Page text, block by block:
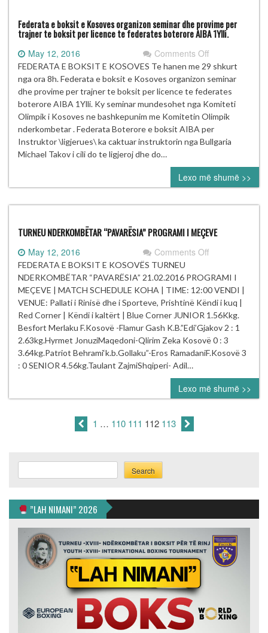
Federata e boksit e Kosoves organizon seminar dhe provime per
trajner te boksit per licence te federates boterore AIBA 1Ylli.
May 12, 2016 Comments Offon
Federata
e
boksit
e
Kosoves
organizon
seminar
provime
per
trajner
te
per
te
boterore
AIBA
1Ylli.
FEDERATA E BOKSIT E KOSOVES Te hanen me 29 shkurt
nga ora 8h. Federata e boksit e Kosoves organizon seminar
dhe provime per trajner te boksit per licence te federates
boterore AIBA 1Ylli. Ky seminar mundesohet nga Komiteti
Olimpik i Kosoves ne bashkepunim me Komitetin Olimpik
nderkombetar . Federata Boterore e boksit AIBA per
Instruktor \ligjerues\ ka caktuar instruktorin nga Bullgaria
Michael Takov i cili do te ligjeroj dhe do…
Lexo më shumë >>
TURNEU NDERKOMBËTAR “PAVARËSIA” PROGRAMI I MEÇEVE
May 12, 2016 Comments Offon
“PAVARËSIA”
PROGRAMI
I
MEÇEVE
FEDERATA E BOKSIT E KOSOVËS TURNEU
NDERKOMBËTAR “PAVARËSIA” 21.02.2016 PROGRAMI I
MEÇEVE | MATCH SCHEDULE KOHA | TIME: 12:00 VENDI |
VENUE: Pallati i Rinisë dhe i Sporteve, Prishtinë Këndi i kuq |
Red Corner | Këndi i kaltërt | Blue Corner JUNIOR 1.56Kkg.
Besfort Merlaku F.Kosovë -Flamur Gash K.B.”Edi’Gjakov 2 : 1
2.63kg.Hyrmet JonuziMaqedoni-Qlirim Zeka Kosovë 0 : 3
3.64kg.Patriot Behrami‘k.b.Gollaku”-Eros RamadaniF.Kosovë 3
: 0 SENIOR 4.56kg.Taulant ZajmiShqiperi- Adil…
Lexo më shumë >>
1 … 110 111 112 113
Search Search
”LAH NIMANI” 2026